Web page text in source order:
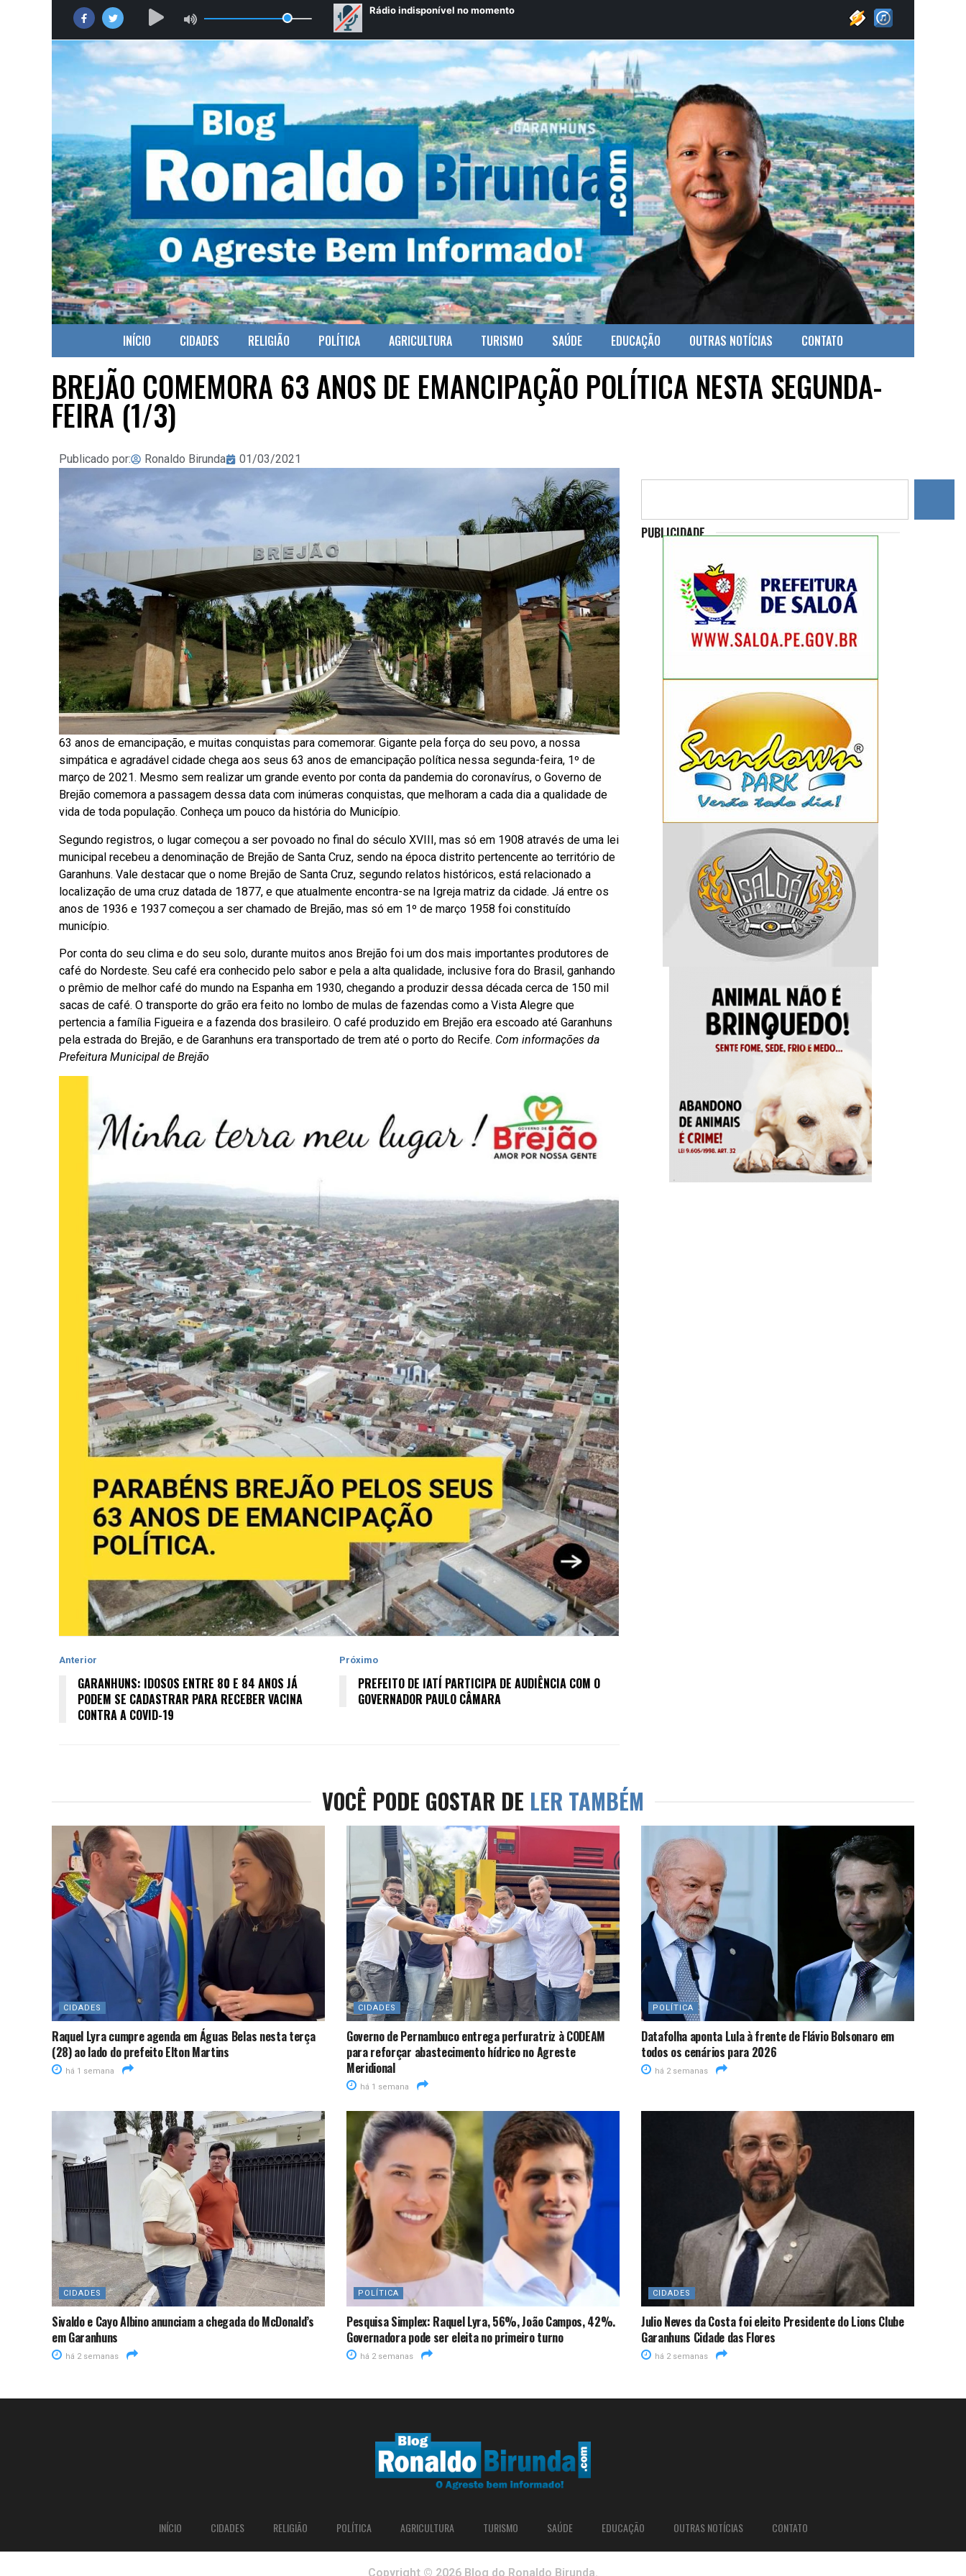
INÍCIO CIDADES RELIGIÃO POLÍTICA AGRICULTURA TURISMO SAÚDE EDUCAÇÃO OUTRAS NOTÍCIAS CONTATO
BREJÃO COMEMORA 63 ANOS DE EMANCIPAÇÃO POLÍTICA NESTA SEGUNDA-
FEIRA (1/3)
Publicado por: Ronaldo Birunda 01/03/2021
63 anos de emancipação, e muitas conquistas para comemorar. Gigante pela força do seu povo, a nossa
simpática e agradável cidade chega aos seus 63 anos de emancipação política nessa segunda-feira, 1º de
março de 2021. Mesmo sem realizar um grande evento por conta da pandemia do coronavírus, o Governo de
Brejão comemora a passagem dessa data com inúmeras conquistas, que melhoram a cada dia a qualidade de
vida de toda população. Conheça um pouco da história do Município.
Segundo registros, o lugar começou a ser povoado no final do século XVIII, mas só em 1908 através de uma lei
municipal recebeu a denominação de Brejão de Santa Cruz, sendo na época distrito pertencente ao território de
Garanhuns. Vale destacar que o nome Brejão de Santa Cruz, segundo relatos históricos, está relacionado a
localização de uma cruz datada de 1877, e que atualmente encontra-se na Igreja matriz da cidade. Já entre os
anos de 1936 e 1937 começou a ser chamado de Brejão, mas só em 1º de março 1958 foi constituído
município.
Por conta do seu clima e do seu solo, durante muitos anos Brejão foi um dos mais importantes produtores de
café do Nordeste. Seu café era conhecido pelo sabor e pela a alta qualidade, inclusive fora do Brasil, ganhando
o prêmio de melhor café do mundo na Espanha em 1930, chegando a produzir dessa década cerca de 150 mil
sacas de café. O transporte do grão era feito no lombo de mulas de fazendas como a Vista Alegre que
pertencia a família Figueira e a fazenda dos brasileiro. O café produzido em Brejão era escoado até Garanhuns
pela estrada do Brejão, e de Garanhuns era transportado de trem até o porto do Recife. Com informações da
Prefeitura Municipal de Brejão
Anterior
GARANHUNS: IDOSOS ENTRE 80 E 84 ANOS JÁ
PODEM SE CADASTRAR PARA RECEBER VACINA
CONTRA A COVID-19
Próximo
PREFEITO DE IATÍ PARTICIPA DE AUDIÊNCIA COM O
GOVERNADOR PAULO CÂMARA
PUBLICIDADE
VOCÊ PODE GOSTAR DE LER TAMBÉM
CIDADES
Raquel Lyra cumpre agenda em Águas Belas nesta terça
(28) ao lado do prefeito Elton Martins
há 1 semana
CIDADES
Governo de Pernambuco entrega perfuratriz à CODEAM
para reforçar abastecimento hídrico no Agreste
Meridional
há 1 semana
POLÍTICA
Datafolha aponta Lula à frente de Flávio Bolsonaro em
todos os cenários para 2026
há 2 semanas
CIDADES
Sivaldo e Cayo Albino anunciam a chegada do McDonald’s
em Garanhuns
há 2 semanas
POLÍTICA
Pesquisa Simplex: Raquel Lyra, 56%, João Campos, 42%.
Governadora pode ser eleita no primeiro turno
há 2 semanas
CIDADES
Julio Neves da Costa foi eleito Presidente do Lions Clube
Garanhuns Cidade das Flores
há 2 semanas
INÍCIO CIDADES RELIGIÃO POLÍTICA AGRICULTURA TURISMO SAÚDE EDUCAÇÃO OUTRAS NOTÍCIAS CONTATO
Copyright © 2026 Blog do Ronaldo Birunda.